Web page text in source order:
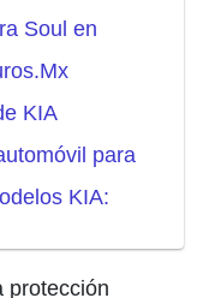
Soul en
KIA
para
KIA:
protección